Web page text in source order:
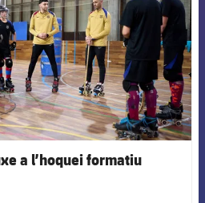
a l’hoquei formatiu